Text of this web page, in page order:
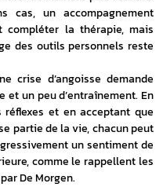
cas, un accompagnement
compléter la thérapie, mais
des outils personnels reste
crise d’angoisse demande
et un peu d’entraînement. En
réflexes et en acceptant que
partie de la vie, chacun peut
un sentiment de
comme le rappellent les
De Morgen.